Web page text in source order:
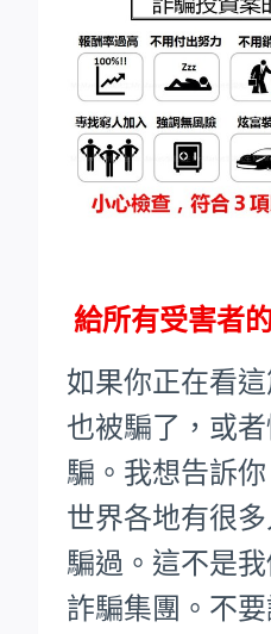
給所有受害者
如果你正在看
也被騙了，或
騙。我想告訴
世界各地有很
騙過。這不是
詐騙集團。不